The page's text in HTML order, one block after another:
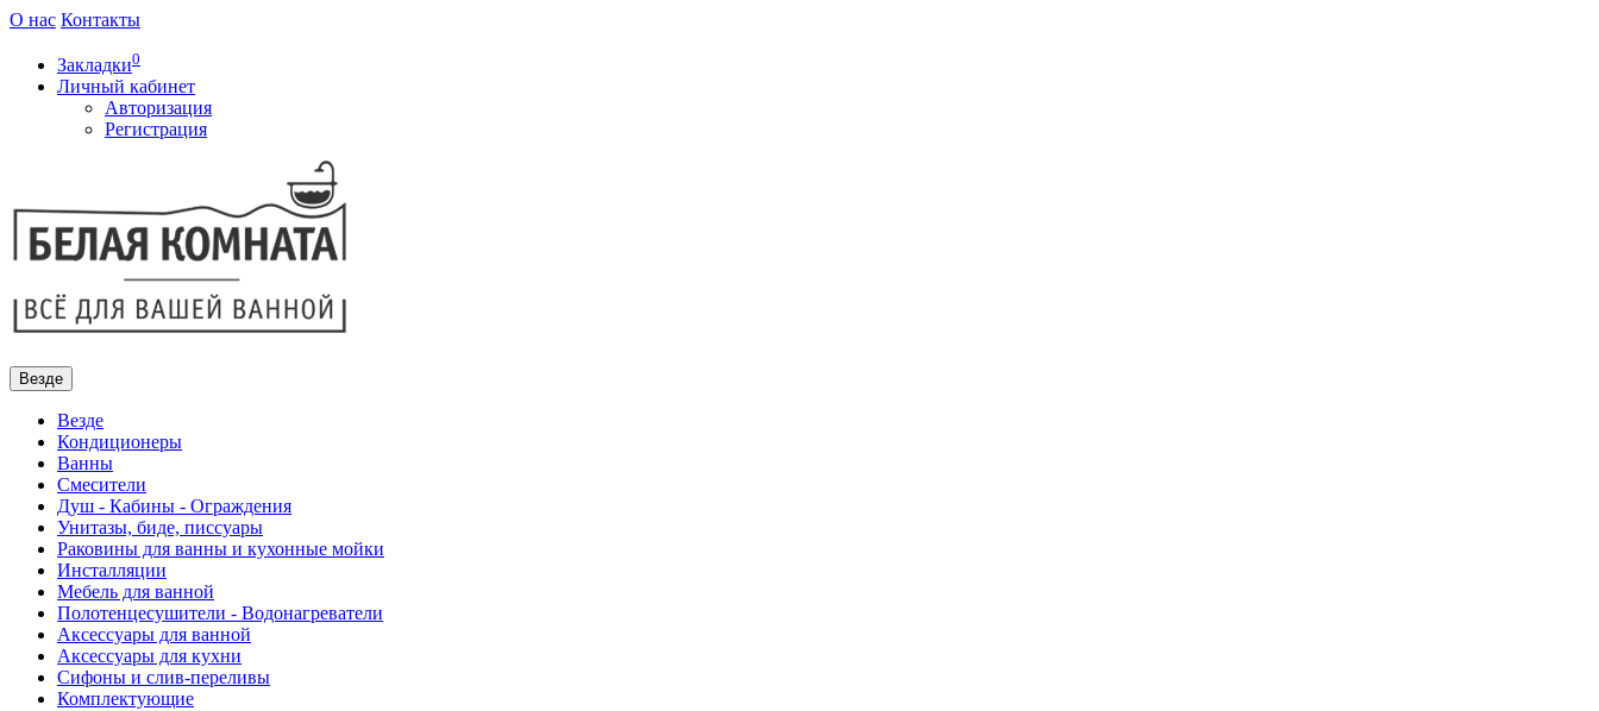
О нас Контакты
Закладки0
Личный кабинет
Авторизация
Регистрация
Везде
Везде
Кондиционеры
Ванны
Смесители
Душ - Кабины - Ограждения
Унитазы, биде, писсуары
Раковины для ванны и кухонные мойки
Инсталляции
Мебель для ванной
Полотенцесушители - Водонагреватели
Аксессуары для ванной
Аксессуары для кухни
Сифоны и слив-переливы
Комплектующие